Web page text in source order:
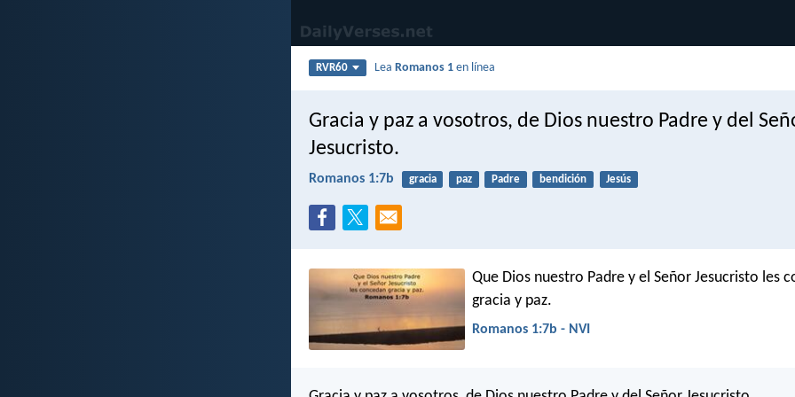
RVR60 LeaRomanos 1 en línea
Gracia y paz a vosotros, de Dios nuestro Padre y del
Jesucristo.
Romanos 1:7b gracia paz Padre bendición Jesús
Que Dios nuestro Padre y el Señor Jesucristo les
gracia y paz.
Romanos 1:7b - NVI